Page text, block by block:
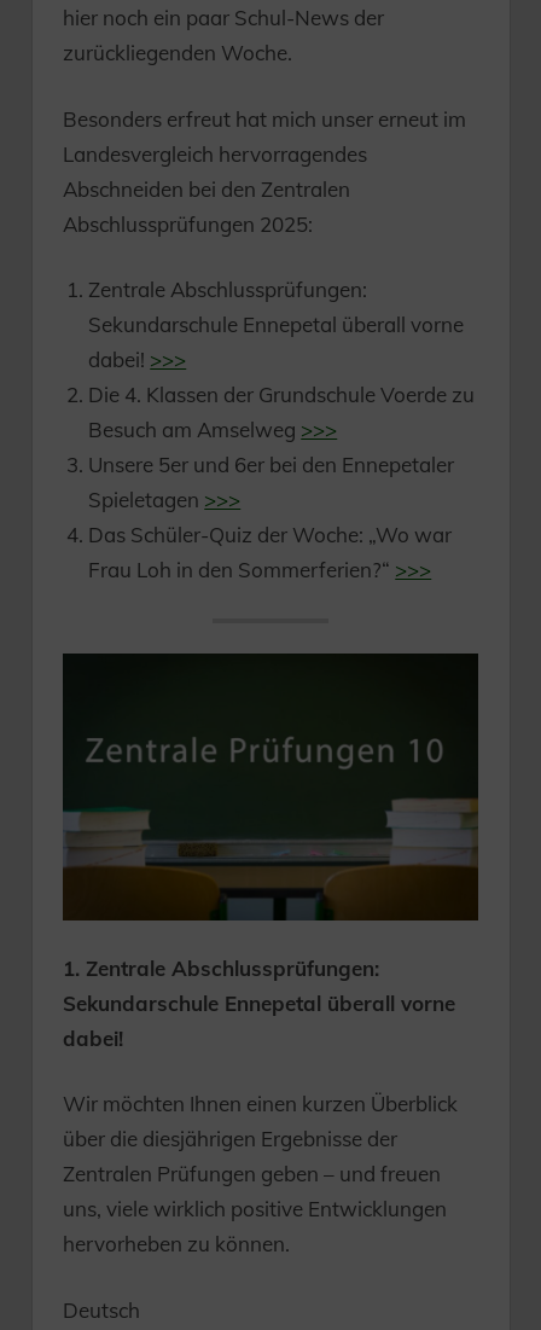
hier noch ein paar Schul-News der
zurückliegenden Woche.
Besonders erfreut hat mich unser erneut im
Landesvergleich hervorragendes
Abschneiden bei den Zentralen
Abschlussprüfungen 2025:
Zentrale Abschlussprüfungen:
Sekundarschule Ennepetal überall vorne
dabei! >>>
Die 4. Klassen der Grundschule Voerde zu
Besuch am Amselweg >>>
Unsere 5er und 6er bei den Ennepetaler
Spieletagen >>>
Das Schüler-Quiz der Woche: „Wo war
Frau Loh in den Sommerferien?“ >>>
1. Zentrale Abschlussprüfungen:
Sekundarschule Ennepetal überall vorne
dabei!
Wir möchten Ihnen einen kurzen Überblick
über die diesjährigen Ergebnisse der
Zentralen Prüfungen geben – und freuen
uns, viele wirklich positive Entwicklungen
hervorheben zu können.
Deutsch